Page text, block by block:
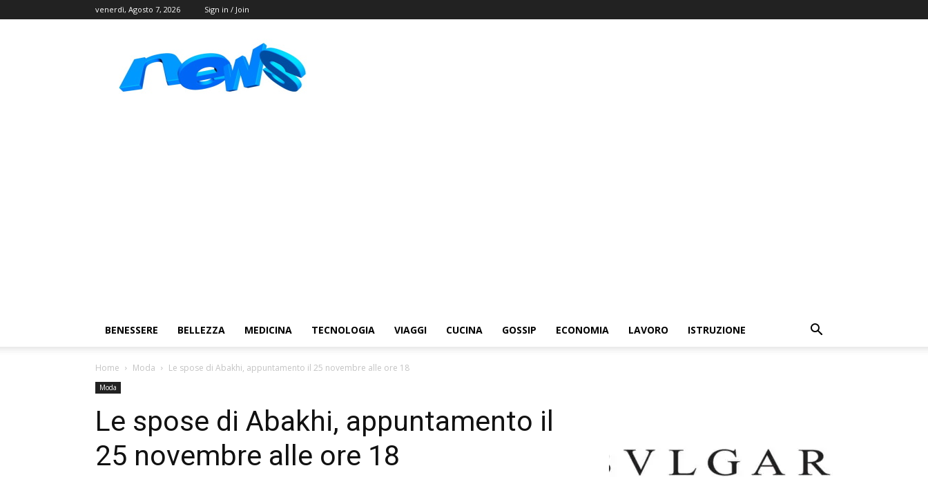
venerdì, Agosto 7, 2026 Sign in / Join
BENESSERE BELLEZZA MEDICINA TECNOLOGIA VIAGGI CUCINA GOSSIP ECONOMIA LAVORO ISTRUZIONE
Home Moda Le spose di Abakhi, appuntamento il 25 novembre alle ore 18
Moda
Le spose di Abakhi, appuntamento il
25 novembre alle ore 18